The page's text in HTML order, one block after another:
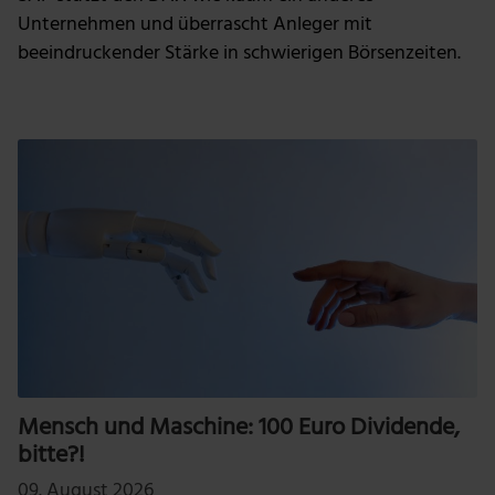
Unternehmen und überrascht Anleger mit
beeindruckender Stärke in schwierigen Börsenzeiten.
Mensch und Maschine: 100 Euro Dividende,
bitte?!